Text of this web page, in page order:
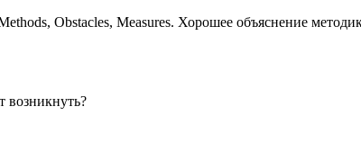
Obstacles, Measures. Хорошее объяснение
возникнуть?